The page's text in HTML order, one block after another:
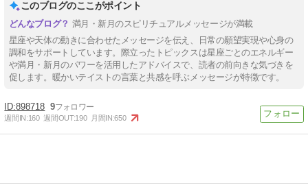
このブログのここがポイント
満月・新月のスピリチュアルメッセージが満載
星座や天体の動きに合わせたメッセージを伝え、日常の願望実現や心身の
調和をサポートしています。際立ったトピックスは星座ごとのエネルギー
や満月・新月のパワーを活用したアドバイスで、読者の前向きな気づきを
促します。暖かいテイストの言葉と共感を呼ぶメッセージが特徴です。
898718 9
週間IN:160 週間OUT:190 月間IN:650